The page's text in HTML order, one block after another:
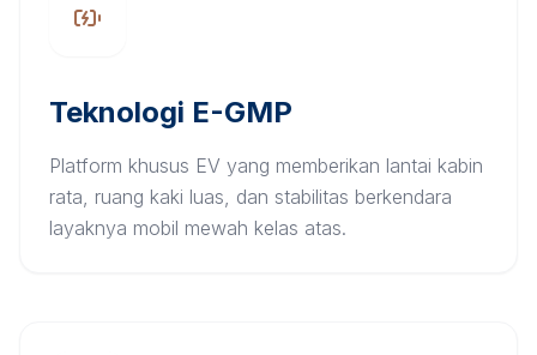
Teknologi E-GMP
Platform khusus EV yang memberikan lantai kabin
rata, ruang kaki luas, dan stabilitas berkendara
layaknya mobil mewah kelas atas.